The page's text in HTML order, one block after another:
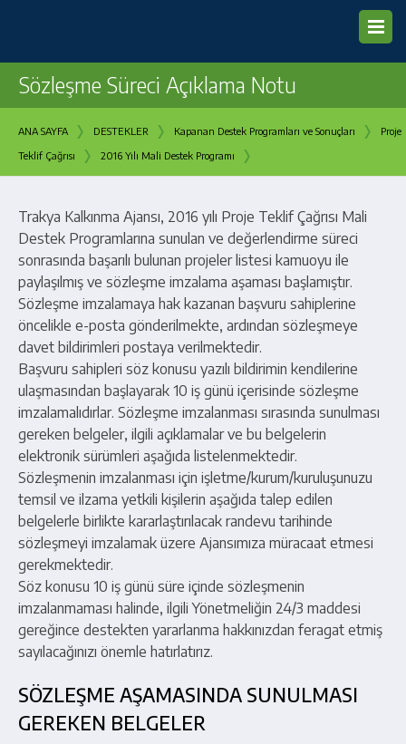
Sözleşme Süreci Açıklama Notu
ANA SAYFA › DESTEKLER › Kapanan Destek Programları ve Sonuçları › Proje
Teklif Çağrısı › 2016 Yılı Mali Destek Programı ›
Trakya Kalkınma Ajansı, 2016 yılı Proje Teklif Çağrısı Mali
Destek Programlarına sunulan ve değerlendirme süreci
sonrasında başarılı bulunan projeler listesi kamuoyu ile
paylaşılmış ve sözleşme imzalama aşaması başlamıştır.
Sözleşme imzalamaya hak kazanan başvuru sahiplerine
öncelikle e-posta gönderilmekte, ardından sözleşmeye
davet bildirimleri postaya verilmektedir.
Başvuru sahipleri söz konusu yazılı bildirimin kendilerine
ulaşmasından başlayarak 10 iş günü içerisinde sözleşme
imzalamalıdırlar. Sözleşme imzalanması sırasında sunulması
gereken belgeler, ilgili açıklamalar ve bu belgelerin
elektronik sürümleri aşağıda listelenmektedir.
Sözleşmenin imzalanması için işletme/kurum/kuruluşunuzu
temsil ve ilzama yetkili kişilerin aşağıda talep edilen
belgelerle birlikte kararlaştırılacak randevu tarihinde
sözleşmeyi imzalamak üzere Ajansımıza müracaat etmesi
gerekmektedir.
Söz konusu 10 iş günü süre içinde sözleşmenin
imzalanmaması halinde, ilgili Yönetmeliğin 24/3 maddesi
gereğince destekten yararlanma hakkınızdan feragat etmiş
sayılacağınızı önemle hatırlatırız.
SÖZLEŞME AŞAMASINDA SUNULMASI
GEREKEN BELGELER